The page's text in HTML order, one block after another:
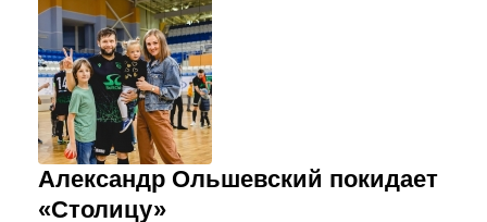
Александр Ольшевский покидает
«Столицу»